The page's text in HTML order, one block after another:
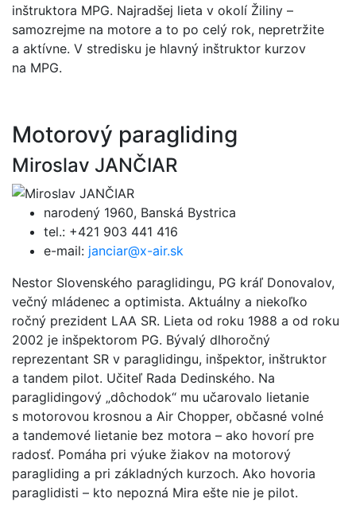
inštruktora MPG. Najradšej lieta v okolí Žiliny –
samozrejme na motore a to po celý rok, nepretržite
a aktívne. V stredisku je hlavný inštruktor kurzov
na MPG.
Motorový paragliding
Miroslav JANČIAR
narodený 1960, Banská Bystrica
tel.: +421 903 441 416
e-mail: janciar@x-air.sk
Nestor Slovenského paraglidingu, PG kráľ Donovalov,
večný mládenec a optimista. Aktuálny a niekoľko
ročný prezident LAA SR. Lieta od roku 1988 a od roku
2002 je inšpektorom PG. Bývalý dlhoročný
reprezentant SR v paraglidingu, inšpektor, inštruktor
a tandem pilot. Učiteľ Rada Dedinského. Na
paraglidingový „dôchodok“ mu učarovalo lietanie
s motorovou krosnou a Air Chopper, občasné volné
a tandemové lietanie bez motora – ako hovorí pre
radosť. Pomáha pri výuke žiakov na motorový
paragliding a pri základných kurzoch. Ako hovoria
paraglidisti – kto nepozná Mira ešte nie je pilot.